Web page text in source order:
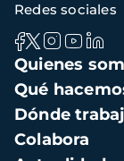
Navegación
principal
Quienes
Qué
Dónde
Colabora
Redes sociales